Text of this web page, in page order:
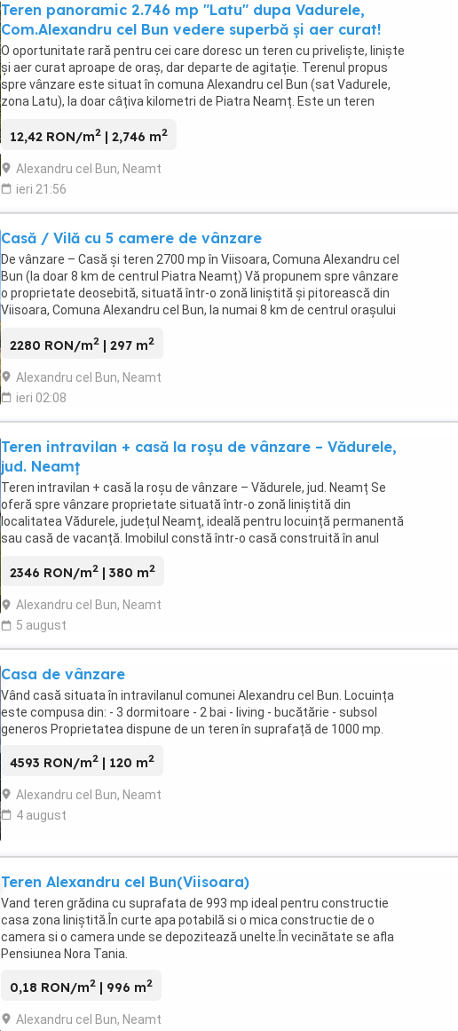
Teren panoramic 2.746 mp "Latu" dupa Vadurele,
Com.Alexandru cel Bun vedere superbă și aer curat!
O oportunitate rară pentru cei care doresc un teren cu priveliște, liniște
și aer curat aproape de oraș, dar departe de agitație. Terenul propus
spre vânzare este situat în comuna Alexandru cel Bun (sat Vadurele,
zona Latu), la doar câțiva kilometri de Piatra Neamț. Este un teren
12,42 RON/m2 | 2,746 m2
Alexandru cel Bun, Neamt
ieri 21:56
Casă / Vilă cu 5 camere de vânzare
De vânzare – Casă și teren 2700 mp în Viisoara, Comuna Alexandru cel
Bun (la doar 8 km de centrul Piatra Neamț) Vă propunem spre vânzare
o proprietate deosebită, situată într-o zonă liniștită și pitorească din
Viisoara, Comuna Alexandru cel Bun, la numai 8 km de centrul orașului
2280 RON/m2 | 297 m2
Alexandru cel Bun, Neamt
ieri 02:08
Teren intravilan + casă la roșu de vânzare – Vădurele,
jud. Neamț
Teren intravilan + casă la roșu de vânzare – Vădurele, jud. Neamț Se
oferă spre vânzare proprietate situată într-o zonă liniștită din
localitatea Vădurele, județul Neamț, ideală pentru locuință permanentă
sau casă de vacanță. Imobilul constă într-o casă construită în anul
2346 RON/m2 | 380 m2
Alexandru cel Bun, Neamt
5 august
Casa de vânzare
Vând casă situata în intravilanul comunei Alexandru cel Bun. Locuința
este compusa din: - 3 dormitoare - 2 bai - living - bucătărie - subsol
generos Proprietatea dispune de un teren în suprafață de 1000 mp.
4593 RON/m2 | 120 m2
Alexandru cel Bun, Neamt
4 august
Teren Alexandru cel Bun(Viisoara)
Vand teren grădina cu suprafata de 993 mp ideal pentru constructie
casa zona liniștită.În curte apa potabilă si o mica constructie de o
camera si o camera unde se depozitează unelte.În vecinătate se afla
Pensiunea Nora Tania.
0,18 RON/m2 | 996 m2
Alexandru cel Bun, Neamt